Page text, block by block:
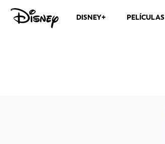
DISNEY+ PELÍCULAS